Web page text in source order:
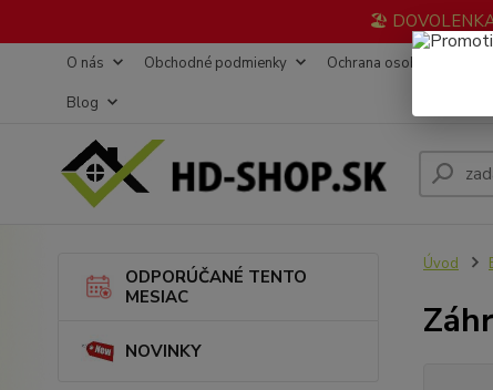
🏖️
O nás Obchodné podmienky Ochrana osobných údajov
Blog
ODPORÚČANÉ TENTO
MESIAC
NOVINKY
Úvod